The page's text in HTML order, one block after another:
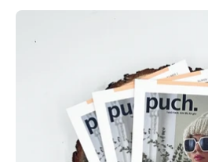
Powiększenie
zdjęcia